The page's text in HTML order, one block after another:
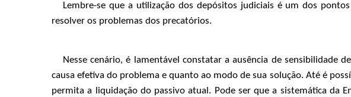
Lembre-se que a utilização dos depósitos judiciais é um dos
resolver os problemas dos precatórios.
Nesse cenário, é lamentável constatar a ausência de sensibilidade
causa efetiva do problema e quanto ao modo de sua solução. Até é
permita a liquidação do passivo atual. Pode ser que a sistemática da